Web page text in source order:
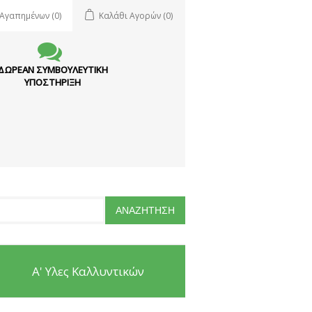
(0) Καλάθι Αγορών (0)
ΣΥΜΒΟΥΛΕΥΤΙΚΗ
ΥΠΟΣΤΗΡΙΞΗ
Α' Υλες Καλλυντικών